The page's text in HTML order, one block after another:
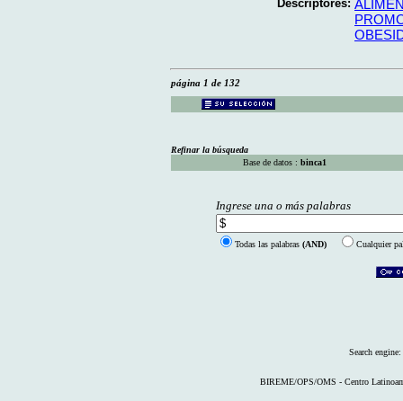
Descriptores:
página 1 de 132
Refinar la búsqueda
Base de datos : binca1
Ingrese una o más palabras
Todas las palabras (AND) Cualquier
Search engine:
BIREME/OPS/OMS - Centro